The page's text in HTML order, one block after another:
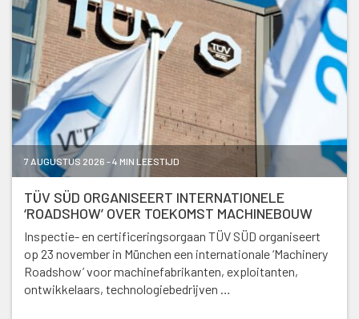
7 AUGUSTUS 2026 - 4 MIN LEESTIJD
TÜV SÜD ORGANISEERT INTERNATIONELE
‘ROADSHOW’ OVER TOEKOMST MACHINEBOUW
Inspectie- en certificeringsorgaan TÜV SÜD organiseert
op 23 november in München een internationale ‘Machinery
Roadshow’ voor machinefabrikanten, exploitanten,
ontwikkelaars, technologiebedrijven …